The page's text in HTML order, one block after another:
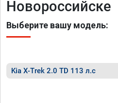
Новороссийске
Выберите вашу модель:
Kia X-Trek 2.0 TD 113 л.с